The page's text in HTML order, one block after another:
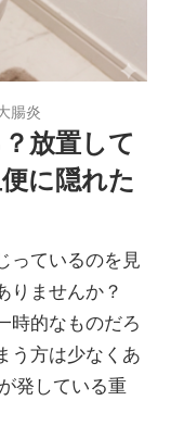
腸炎
放置して
に隠れた
っているのを見
りませんか？
時的なものだろ
う方は少なくあ
発している重